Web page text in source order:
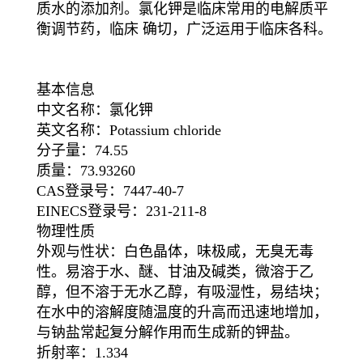
质水的添加剂。氯化钾是临床常用的电解质平
衡调节药，临床 确切，广泛运用于临床各科。
基本信息
中文名称：氯化钾
英文名称：Potassium chloride
分子量：74.55
质量：73.93260
CAS登录号：7447-40-7
EINECS登录号：231-211-8
物理性质
外观与性状：白色晶体，味极咸，无臭无毒
性。易溶于水、醚、甘油及碱类，微溶于乙
醇，但不溶于无水乙醇，有吸湿性，易结块；
在水中的溶解度随温度的升高而迅速地增加，
与钠盐常起复分解作用而生成新的钾盐。
折射率：1.334